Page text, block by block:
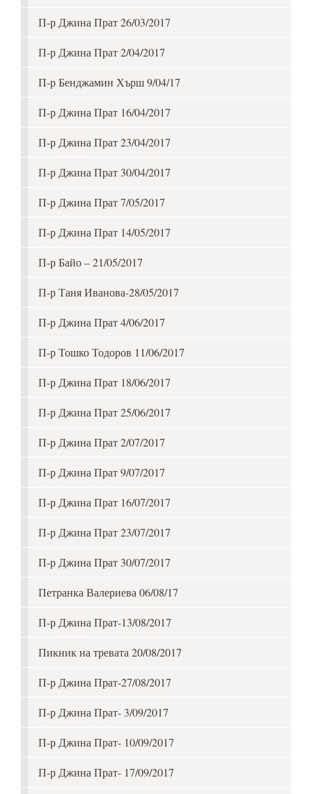
П-р Джина Прат 26/03/2017
П-р Джина Прат 2/04/2017
П-р Бенджамин Хърш 9/04/17
П-р Джина Прат 16/04/2017
П-р Джина Прат 23/04/2017
П-р Джина Прат 30/04/2017
П-р Джина Прат 7/05/2017
П-р Джина Прат 14/05/2017
П-р Байо – 21/05/2017
П-р Таня Иванова-28/05/2017
П-р Джина Прат 4/06/2017
П-р Тошко Тодоров 11/06/2017
П-р Джина Прат 18/06/2017
П-р Джина Прат 25/06/2017
П-р Джина Прат 2/07/2017
П-р Джина Прат 9/07/2017
П-р Джина Прат 16/07/2017
П-р Джина Прат 23/07/2017
П-р Джина Прат 30/07/2017
Петранка Валериева 06/08/17
П-р Джина Прат-13/08/2017
Пикник на тревата 20/08/2017
П-р Джина Прат-27/08/2017
П-р Джина Прат- 3/09/2017
П-р Джина Прат- 10/09/2017
П-р Джина Прат- 17/09/2017